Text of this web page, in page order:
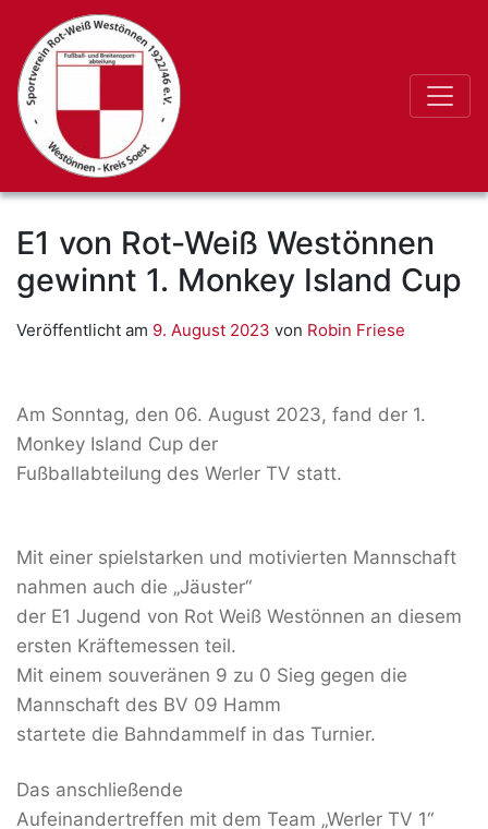
E1 von Rot-Weiß Westönnen
gewinnt 1. Monkey Island Cup
Veröffentlicht am 9. August 2023 von Robin Friese
Am Sonntag, den 06. August 2023, fand der 1.
Monkey Island Cup der
Fußballabteilung des Werler TV statt.
Mit einer spielstarken und motivierten Mannschaft
nahmen auch die „Jäuster“
der E1 Jugend von Rot Weiß Westönnen an diesem
ersten Kräftemessen teil.
Mit einem souveränen 9 zu 0 Sieg gegen die
Mannschaft des BV 09 Hamm
startete die Bahndammelf in das Turnier.
Das anschließende
Aufeinandertreffen mit dem Team „Werler TV 1“